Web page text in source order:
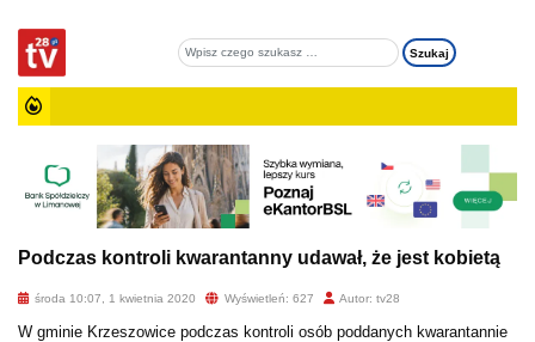
Podczas kontroli kwarantanny udawał, że jest kobietą
środa 10:07, 1 kwietnia 2020 Wyświetleń: 627 Autor: tv28
W gminie Krzeszowice podczas kontroli osób poddanych kwarantannie